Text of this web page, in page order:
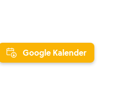
Google Kalender